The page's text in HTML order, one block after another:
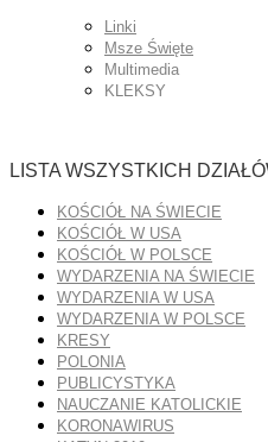
Linki
Msze Święte
Multimedia
KLEKSY
LISTA WSZYSTKICH
KOŚCIÓŁ NA ŚWIECIE
KOŚCIÓŁ W USA
KOŚCIÓŁ W POLSCE
WYDARZENIA NA ŚWIECIE
WYDARZENIA W USA
WYDARZENIA W POLSCE
KRESY
POLONIA
PUBLICYSTYKA
NAUCZANIE KATOLICKIE
KORONAWIRUS